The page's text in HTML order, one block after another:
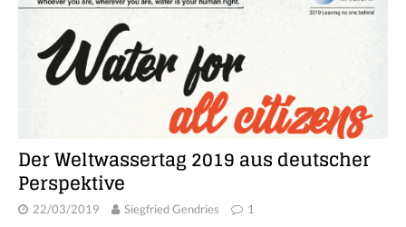
Der Weltwassertag 2019 aus deutscher
Perspektive
22/03/2019 Siegfried Gendries 1